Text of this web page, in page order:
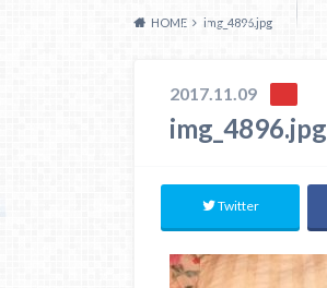
サイトマップ
HOME img_4896.jpg
2017.11.09
img_4896.jpg
Twitter